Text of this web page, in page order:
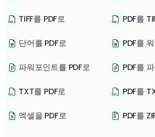
TIFF를 PDF로
단어를 PDF로
파워포인트를 PDF로
TXT를 PDF로
엑셀을 PDF로
PDF를
PDF를
PDF를
PDF를
PDF를